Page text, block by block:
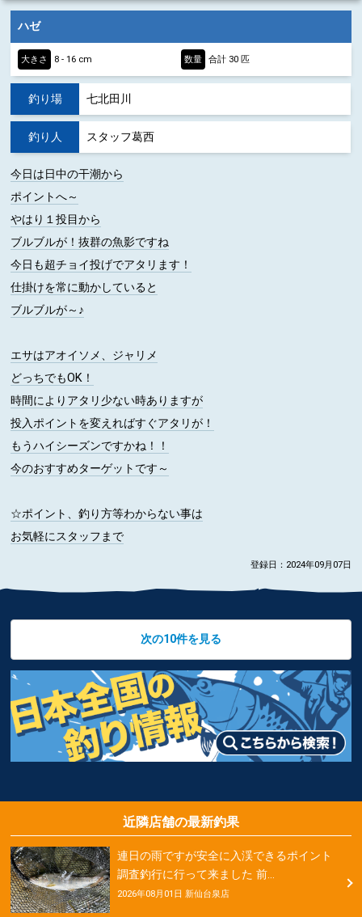
ハゼ
大きさ 8 - 16 cm 数量 合計 30 匹
釣り場 七北田川
釣り人 スタッフ葛西
今日は日中の干潮から
ポイントへ～
やはり１投目から
ブルブルが！抜群の魚影ですね
今日も超チョイ投げでアタリます！
仕掛けを常に動かしていると
ブルブルが～♪
エサはアオイソメ、ジャリメ
どっちでもOK！
時間によりアタリ少ない時ありますが
投入ポイントを変えればすぐアタリが！
もうハイシーズンですかね！！
今のおすすめターゲットです～
☆ポイント、釣り方等わからない事は
お気軽にスタッフまで
登録日：2024年09月07日
次の10件を見る
近隣店舗の最新釣果
連日の雨ですが安全に入渓できるポイント
調査釣行に行って来ました 前…
2026年08月01日 新仙台泉店